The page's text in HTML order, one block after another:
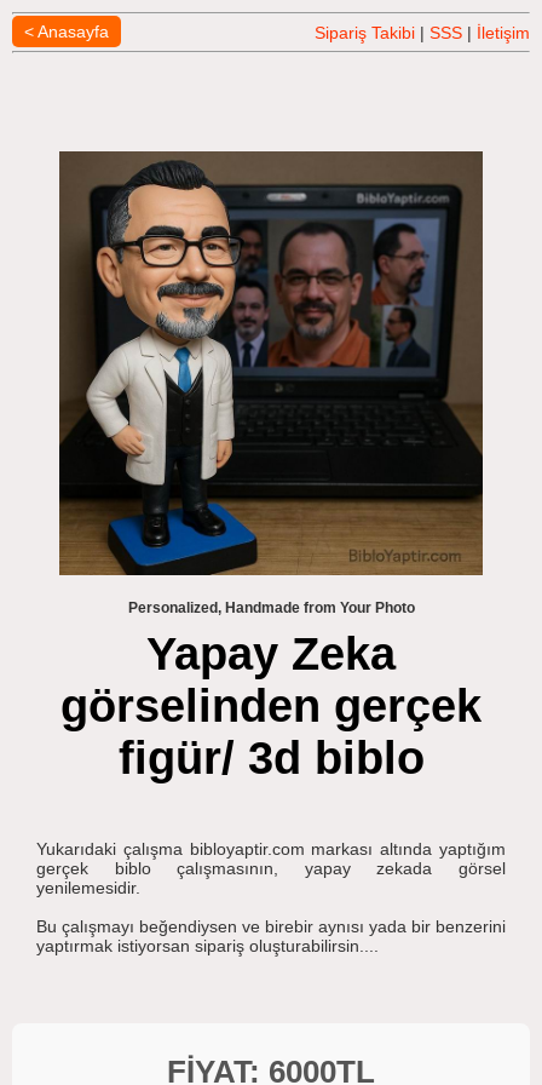
< Anasayfa Sipariş Takibi | SSS | İletişim
Personalized, Handmade from Your Photo
Yapay Zeka
görselinden gerçek
figür/ 3d biblo
Yukarıdaki çalışma bibloyaptir.com markası altında yaptığım
gerçek biblo çalışmasının, yapay zekada görsel
yenilemesidir.
Bu çalışmayı beğendiysen ve birebir aynısı yada bir benzerini
yaptırmak istiyorsan sipariş oluşturabilirsin....
FİYAT: 6000TL